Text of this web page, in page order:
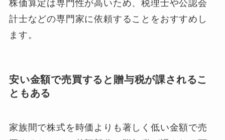
株価算定は専門性が高いため、税理士や公認会
計士などの専門家に依頼することをおすすめし
ます。
安い金額で売買すると贈与税が課されるこ
ともある
家族間で株式を時価よりも著しく低い金額で売